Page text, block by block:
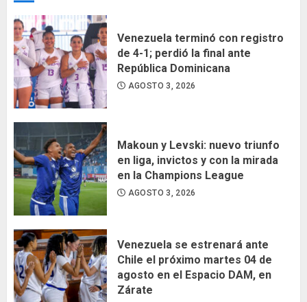
Venezuela terminó con registro
de 4-1; perdió la final ante
República Dominicana
AGOSTO 3, 2026
Makoun y Levski: nuevo triunfo
en liga, invictos y con la mirada
en la Champions League
AGOSTO 3, 2026
Venezuela se estrenará ante
Chile el próximo martes 04 de
agosto en el Espacio DAM, en
Zárate